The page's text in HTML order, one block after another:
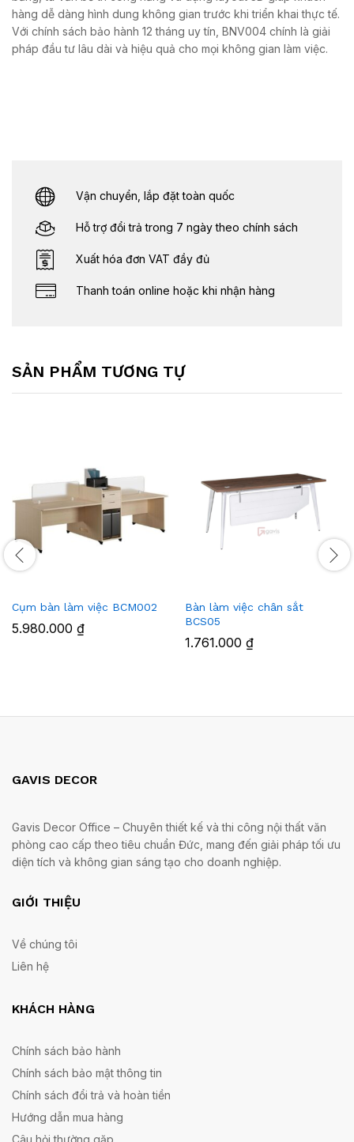
hàng dễ dàng hình dung không gian trước khi triển khai thực tế.
Với chính sách bảo hành 12 tháng uy tín, BNV004 chính là giải
pháp đầu tư lâu dài và hiệu quả cho mọi không gian làm việc.
Vận chuyển, lắp đặt toàn quốc
Hỗ trợ đổi trả trong 7 ngày theo chính sách
Xuất hóa đơn VAT đầy đủ
Thanh toán online hoặc khi nhận hàng
SẢN PHẨM TƯƠNG TỰ
Cụm bàn làm việc BCM002
5.980.000 ₫
Bàn làm việc chân sắt
BCS05
1.761.000 ₫
GAVIS DECOR
Gavis Decor Office – Chuyên thiết kế và thi công nội thất văn
phòng cao cấp theo tiêu chuẩn Đức, mang đến giải pháp tối ưu
diện tích và không gian sáng tạo cho doanh nghiệp.
GIỚI THIỆU
Về chúng tôi
Liên hệ
KHÁCH HÀNG
Chính sách bảo hành
Chính sách bảo mật thông tin
Chính sách đổi trả và hoàn tiền
Hướng dẫn mua hàng
Câu hỏi thường gặp